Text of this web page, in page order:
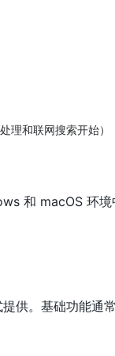
理和联网搜索开始）
和 macOS 环境
供。基础功能通